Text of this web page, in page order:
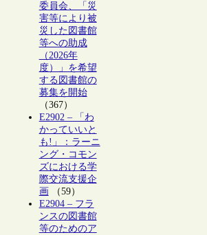
委員会、「災
害等により被
災した図書館
等への助成
（2026年
度）」を希望
する図書館の
募集を開始
（367）
E2902 – 「わ
かっていいと
も!」：ラーニ
ング・コモン
ズにおける学
際交流支援企
画 （59）
E2904 – フラ
ンスの図書館
等のためのア